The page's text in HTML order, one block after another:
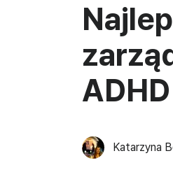
Katarzyna